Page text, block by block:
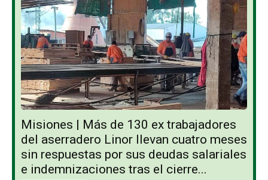
Misiones | Más de 130 ex trabajadores
del aserradero Linor llevan cuatro meses
sin respuestas por sus deudas salariales
e indemnizaciones tras el cierre...